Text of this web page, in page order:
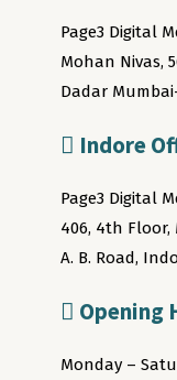
Page3 Digital
Mohan Nivas,
Dadar
Indore
Page3 Digital
406, 4th Floor,
A. B. Road,
Opening
Monday –